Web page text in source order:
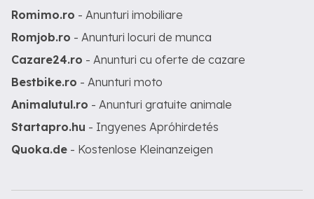
Romimo.ro - Anunturi imobiliare
Romjob.ro - Anunturi locuri de munca
Cazare24.ro - Anunturi cu oferte de cazare
Bestbike.ro - Anunturi moto
Animalutul.ro - Anunturi gratuite animale
Startapro.hu - Ingyenes Apróhirdetés
Quoka.de - Kostenlose Kleinanzeigen